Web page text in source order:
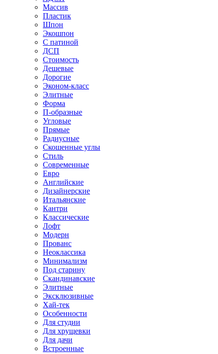
Массив
Пластик
Шпон
Экошпон
С патиной
ДСП
Стоимость
Дешевые
Дорогие
Эконом-класс
Элитные
Форма
П-образные
Угловые
Прямые
Радиусные
Скошенные углы
Стиль
Современные
Евро
Английские
Дизайнерские
Итальянские
Кантри
Классические
Лофт
Модерн
Прованс
Неоклассика
Минимализм
Под старину
Скандинавские
Элитные
Эксклюзивные
Хай-тек
Особенности
Для студии
Для хрущевки
Для дачи
Встроенные